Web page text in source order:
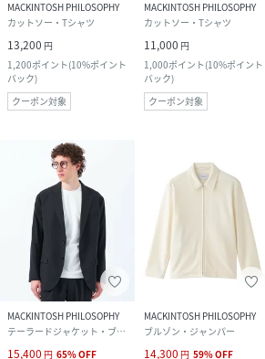
MACKINTOSH PHILOSOPHY
カットソー・Tシャツ
13,200 円
1,200ポイント(10%ポイント
バック)
クーポン対象
MACKINTOSH PHILOSOPHY
カットソー・Tシャツ
11,000 円
1,000ポイント(10%ポイント
バック)
クーポン対象
MACKINTOSH PHILOSOPHY
テーラードジャケット・ブレザー
15,400 円 65%OFF
MACKINTOSH PHILOSOPHY
ブルゾン・ジャンパー
14,300 円 59%OFF